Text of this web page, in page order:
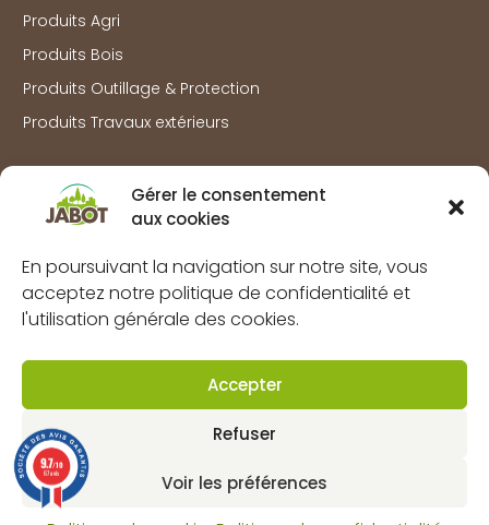
Gérer le consentement
aux cookies
En poursuivant la navigation sur notre site, vous
acceptez notre politique de confidentialité et
l'utilisation générale des cookies.
Accepter
Refuser
Voir les préférences
Produits Agri
Produits Bois
Produits Outillage & Protection
Produits Travaux extérieurs
Information
Marques
FAQs
Mentions légales
Politique de cookies (UE)
Contact
Dynapôle de Ludres-Fléville
9.7/10
67 avis